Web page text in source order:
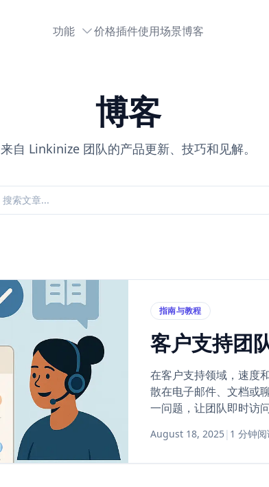
功能 价格插件使用场景博客
博客
来自 Linkinize 团队的产品更新、技巧和见解。
指南与教程
客户支持团
在客户支持领域，速度
散在电子邮件、文档或
一问题，让团队即时访
题或操作手册的链接，
August 18, 2025| 1 分钟